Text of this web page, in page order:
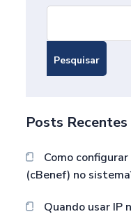
Pesquisar
Posts Recentes
Como
(cBenef) no
Quando usar IP